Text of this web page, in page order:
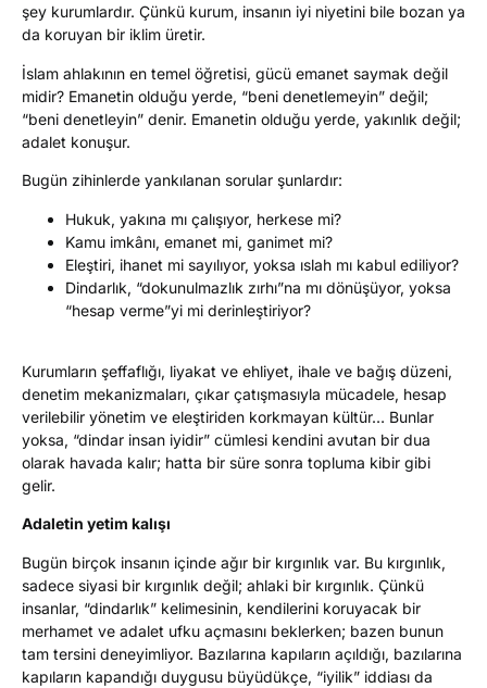
şey kurumlardır. Çünkü kurum, insanın iyi niyetini bile bozan ya
da koruyan bir iklim üretir.
İslam ahlakının en temel öğretisi, gücü emanet saymak değil
midir? Emanetin olduğu yerde, “beni denetlemeyin” değil;
“beni denetleyin” denir. Emanetin olduğu yerde, yakınlık değil;
adalet konuşur.
Bugün zihinlerde yankılanan sorular şunlardır:
Hukuk, yakına mı çalışıyor, herkese mi?
Kamu imkânı, emanet mi, ganimet mi?
Eleştiri, ihanet mi sayılıyor, yoksa ıslah mı kabul ediliyor?
Dindarlık, “dokunulmazlık zırhı”na mı dönüşüyor, yoksa
“hesap verme”yi mi derinleştiriyor?
Kurumların şeffaflığı, liyakat ve ehliyet, ihale ve bağış düzeni,
denetim mekanizmaları, çıkar çatışmasıyla mücadele, hesap
verilebilir yönetim ve eleştiriden korkmayan kültür… Bunlar
yoksa, “dindar insan iyidir” cümlesi kendini avutan bir dua
olarak havada kalır; hatta bir süre sonra topluma kibir gibi
gelir.
Adaletin yetim kalışı
Bugün birçok insanın içinde ağır bir kırgınlık var. Bu kırgınlık,
sadece siyasi bir kırgınlık değil; ahlaki bir kırgınlık. Çünkü
insanlar, “dindarlık” kelimesinin, kendilerini koruyacak bir
merhamet ve adalet ufku açmasını beklerken; bazen bunun
tam tersini deneyimliyor. Bazılarına kapıların açıldığı, bazılarına
kapıların kapandığı duygusu büyüdükçe, “iyilik” iddiası da